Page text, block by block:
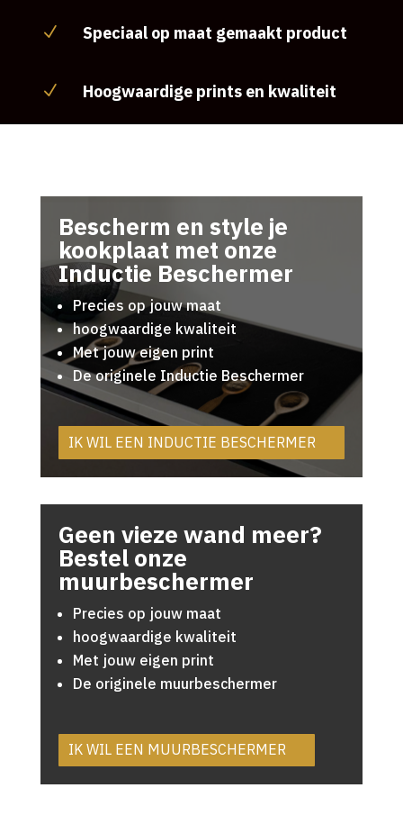
N Speciaal op maat gemaakt product
N Hoogwaardige prints en kwaliteit
Bescherm en style je
kookplaat met onze
Inductie Beschermer
Precies op jouw maat
hoogwaardige kwaliteit
Met jouw eigen print
De originele Inductie Beschermer
IK WIL EEN INDUCTIE BESCHERMER
Geen vieze wand meer?
Bestel onze
muurbeschermer
Precies op jouw maat
hoogwaardige kwaliteit
Met jouw eigen print
De originele muurbeschermer
IK WIL EEN MUURBESCHERMER